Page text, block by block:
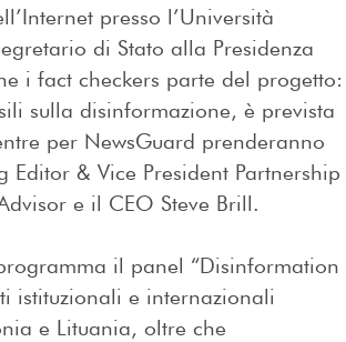
presso l’Università
di Stato alla Presidenza
i fact checkers parte del progetto:
sulla disinformazione, è prevista
per NewsGuard prenderanno
& Vice President Partnership
e il CEO Steve Brill.
il panel “Disinformation
istituzionali e internazionali
e Lituania, oltre che